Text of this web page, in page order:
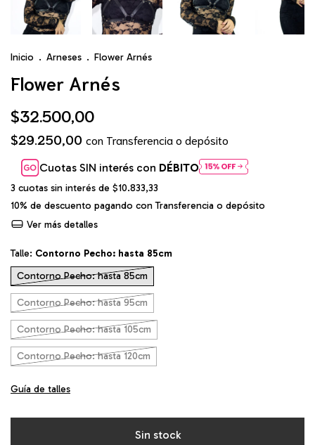
Inicio . Arneses . Flower Arnés
Flower Arnés
$32.500,00
$29.250,00 con Transferencia o depósito
Cuotas SIN interés con DÉBITO
3 cuotas sin interés de $10.833,33
10% de descuento pagando con Transferencia o depósito
Ver más detalles
Talle: Contorno Pecho: hasta 85cm
Contorno Pecho: hasta 85cm
Contorno Pecho: hasta 95cm
Contorno Pecho: hasta 105cm
Contorno Pecho: hasta 120cm
Guía de talles